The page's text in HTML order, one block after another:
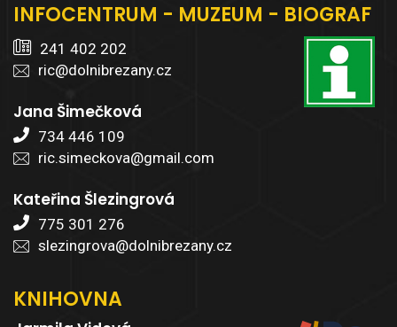
INFOCENTRUM - MUZEUM - BIOGRAF
241 402 202
ric@dolnibrezany.cz
Jana Šimečková
734 446 109
ric.simeckova@gmail.com
Kateřina Šlezingrová
775 301 276
slezingrova@dolnibrezany.cz
KNIHOVNA